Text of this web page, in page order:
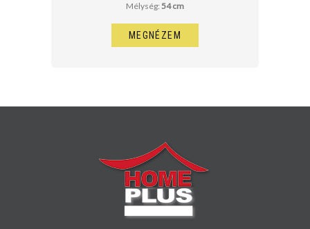
Mélység: 54 cm
MEGNÉZEM